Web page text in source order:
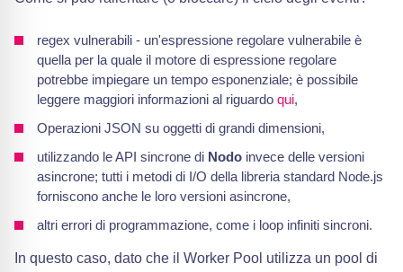
regex vulnerabili - un'espressione regolare vulnerabile è
quella per la quale il motore di espressione regolare
potrebbe impiegare un tempo esponenziale; è possibile
leggere maggiori informazioni al riguardo qui,
Operazioni JSON su oggetti di grandi dimensioni,
utilizzando le API sincrone di Nodo invece delle versioni
asincrone; tutti i metodi di I/O della libreria standard Node.js
forniscono anche le loro versioni asincrone,
altri errori di programmazione, come i loop infiniti sincroni.
In questo caso, dato che il Worker Pool utilizza un pool di